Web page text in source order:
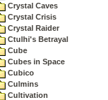
Crystal Caves
Crystal Crisis
Crystal Raider
Ctulhi's Betrayal
Cube
Cubes in Space
Cubico
Culmins
Cultivation